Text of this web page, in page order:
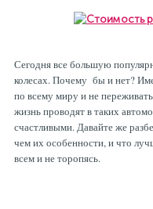
Сегодня все большую
колесах. Почему бы и нет?
по всему миру и не
жизнь проводят в таких
счастливыми. Давайте же
чем их особенности, и что
всем и не торопясь.
Рулевая система
Топливная система
Тормозная система
Автоэлектрика
Масло
МАСЛО
ТОРМОЗНАЯ
АНТИФРИЗ